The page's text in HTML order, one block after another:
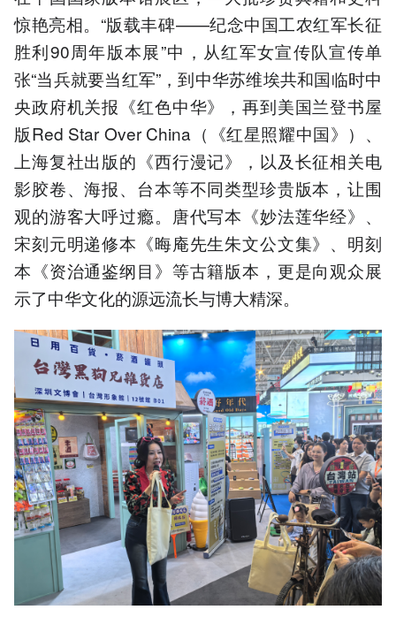
惊艳亮相。“版载丰碑——纪念中国工农红军长征
胜利90周年版本展”中，从红军女宣传队宣传单
张“当兵就要当红军”，到中华苏维埃共和国临时中
央政府机关报《红色中华》，再到美国兰登书屋
版Red Star Over China（《红星照耀中国》）、
上海复社出版的《西行漫记》，以及长征相关电
影胶卷、海报、台本等不同类型珍贵版本，让围
观的游客大呼过瘾。唐代写本《妙法莲华经》、
宋刻元明递修本《晦庵先生朱文公文集》、明刻
本《资治通鉴纲目》等古籍版本，更是向观众展
示了中华文化的源远流长与博大精深。